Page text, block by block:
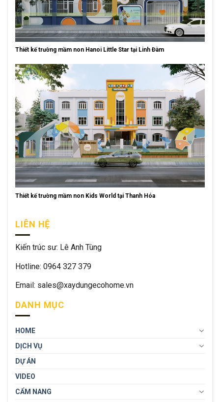
Thiết kế trường mầm non Hanoi Little Star tại Linh Đàm
Thiết kế trường mầm non Kids World tại Thanh Hóa
LIÊN HỆ
Kiến trúc sư: Lê Anh Tùng
Hotline: 0964 327 379
Email: sales@xaydungecohome.vn
DANH MỤC
HOME
DỊCH VỤ
DỰ ÁN
VIDEO
CẨM NANG